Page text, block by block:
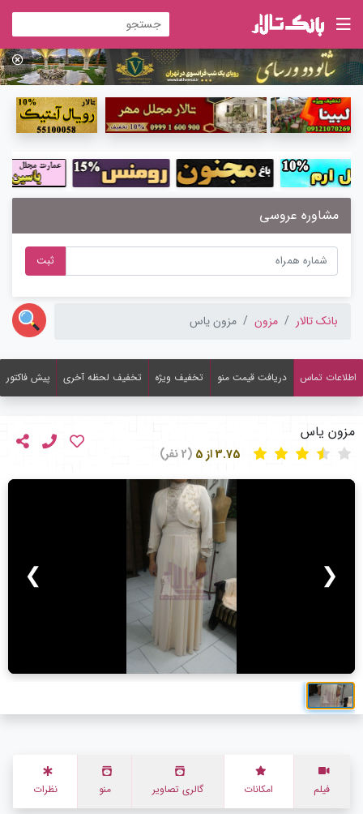
مشاوره عروسی
ثبت
بانک تالار مزون مزون یاس
اطلاعات تماس دریافت قیمت منو تخفیف ویژه تخفیف لحظه آخری پیش فاکتور
مزون یاس
(2 نفر)
❮
❯
فیلم امکانات گالری تصاویر منو نظرات